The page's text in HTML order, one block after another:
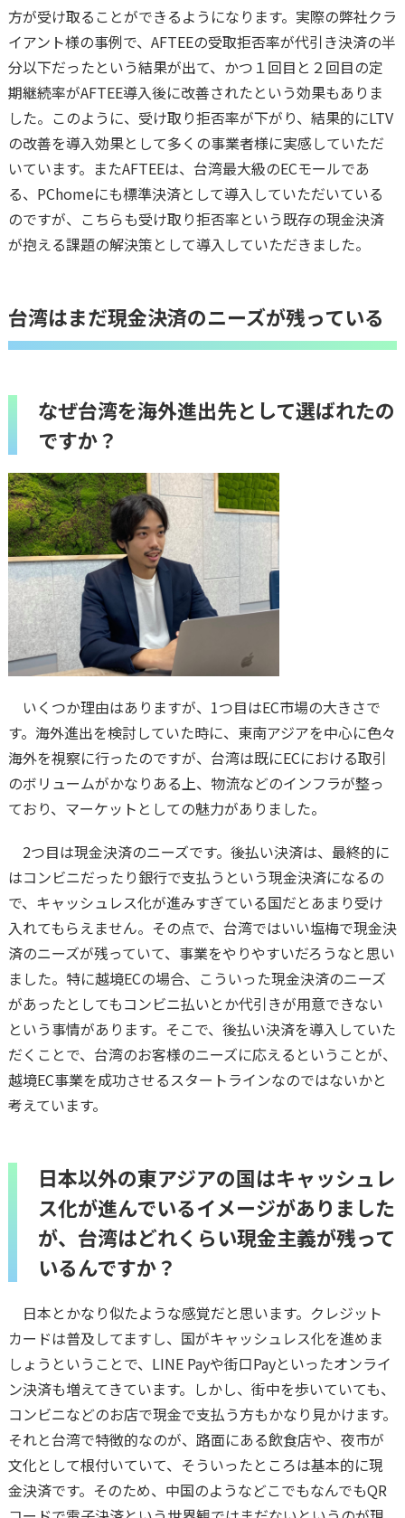
方が受け取ることができるようになります。実際の弊社クラ
イアント様の事例で、AFTEEの受取拒否率が代引き決済の半
分以下だったという結果が出て、かつ１回目と２回目の定
期継続率がAFTEE導入後に改善されたという効果もありま
した。このように、受け取り拒否率が下がり、結果的にLTV
の改善を導入効果として多くの事業者様に実感していただ
いています。またAFTEEは、台湾最大級のECモールであ
る、PChomeにも標準決済として導入していただいている
のですが、こちらも受け取り拒否率という既存の現金決済
が抱える課題の解決策として導入していただきました。
台湾はまだ現金決済のニーズが残っている
なぜ台湾を海外進出先として選ばれたの
ですか？
いくつか理由はありますが、1つ目はEC市場の大きさで
す。海外進出を検討していた時に、東南アジアを中心に色々
海外を視察に行ったのですが、台湾は既にECにおける取引
のボリュームがかなりある上、物流などのインフラが整っ
ており、マーケットとしての魅力がありました。
2つ目は現金決済のニーズです。後払い決済は、最終的に
はコンビニだったり銀行で支払うという現金決済になるの
で、キャッシュレス化が進みすぎている国だとあまり受け
入れてもらえません。その点で、台湾ではいい塩梅で現金決
済のニーズが残っていて、事業をやりやすいだろうなと思い
ました。特に越境ECの場合、こういった現金決済のニーズ
があったとしてもコンビニ払いとか代引きが用意できない
という事情があります。そこで、後払い決済を導入していた
だくことで、台湾のお客様のニーズに応えるということが、
越境EC事業を成功させるスタートラインなのではないかと
考えています。
日本以外の東アジアの国はキャッシュレ
ス化が進んでいるイメージがありました
が、台湾はどれくらい現金主義が残って
いるんですか？
日本とかなり似たような感覚だと思います。クレジット
カードは普及してますし、国がキャッシュレス化を進めま
しょうということで、LINE Payや街口Payといったオンライ
ン決済も増えてきています。しかし、街中を歩いていても、
コンビニなどのお店で現金で支払う方もかなり見かけます。
それと台湾で特徴的なのが、路面にある飲食店や、夜市が
文化として根付いていて、そういったところは基本的に現
金決済です。そのため、中国のようなどこでもなんでもQR